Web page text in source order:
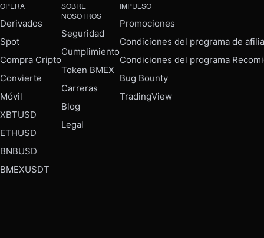
OPERA
Derivados
Spot
Compra Cripto
Convierte
Móvil
XBTUSD
ETHUSD
BNBUSD
BMEXUSDT
SOBRE
NOSOTROS
Seguridad
Cumplimiento
Token BMEX
Carreras
Blog
Legal
IMPULSO
Promociones
Condiciones del programa de
Condiciones del programa
Bug Bounty
TradingView